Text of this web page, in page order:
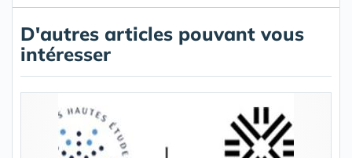
D'autres articles pouvant vous
intéresser